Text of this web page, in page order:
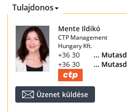
Tulajdonos
Mente Ildikó
CTP Management
Hungary Kft.
+36 30 370 1865... Mutasd
+36 30 167 8218... Mutasd
Üzenet küldése